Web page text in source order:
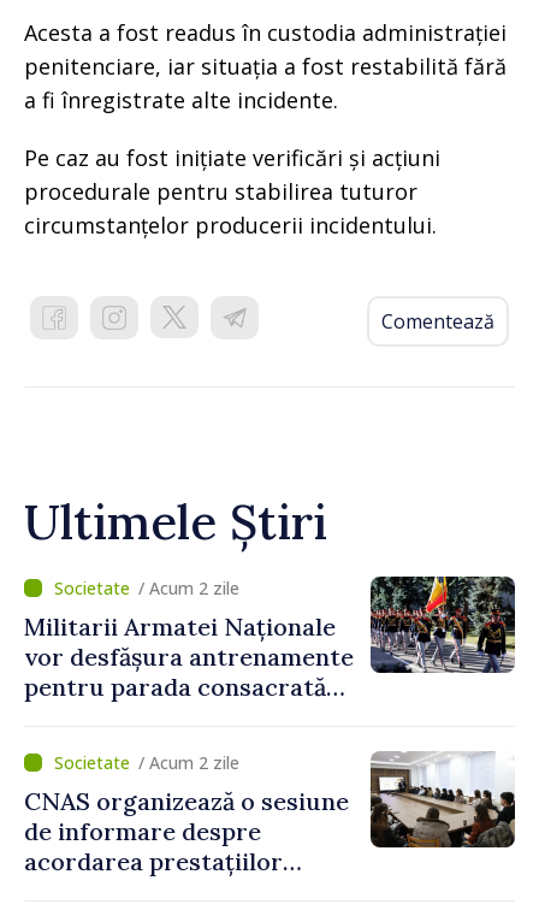
Acesta a fost readus în custodia administrației
penitenciare, iar situația a fost restabilită fără
a fi înregistrate alte incidente.
Pe caz au fost inițiate verificări și acțiuni
procedurale pentru stabilirea tuturor
circumstanțelor producerii incidentului.
Comentează
Ultimele Știri
/ Acum 2 zile
Militarii Armatei Naționale
vor desfășura antrenamente
pentru parada consacrată
/ Acum 2 zile
CNAS organizează o sesiune
de informare despre
acordarea prestațiilor